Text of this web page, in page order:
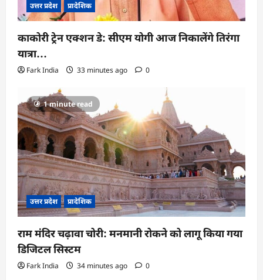
उत्तर प्रदेश प्रादेशिक
काकोरी ट्रेन एक्शन डे: सीएम योगी आज निकालेंगे तिरंगा
यात्रा…
Fark India 33 minutes ago 0
1 minute read
उत्तर प्रदेश प्रादेशिक
राम मंदिर चढ़ावा चोरी: मनमानी रोकने को लागू किया गया
डिजिटल सिस्टम
Fark India 34 minutes ago 0